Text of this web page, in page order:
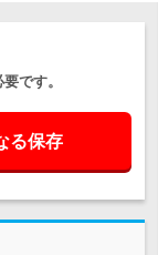
です。
る保存